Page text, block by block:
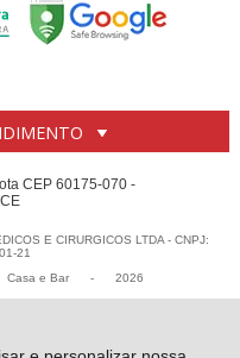
CEP 60175-070 -
E CIRURGICOS LTDA - CNPJ:
21
Casa e Bar - 2026